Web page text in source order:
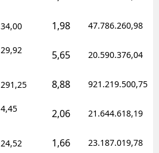
34,00 1,98 47.786.260,98
29,92 5,65 20.590.376,04
291,25 8,88 921.219.500,75
4,45 2,06 21.644.618,19
24,52 1,66 23.187.019,78